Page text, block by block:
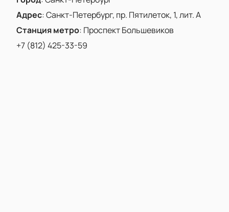
Адрес:Санкт-Петербург, пр. Пятилеток, 1, лит. А
Станция метро: Проспект Большевиков
+7 (812) 425-33-59